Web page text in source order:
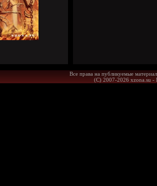
Все права на публикуемые
(С) 2007-2026 xzona.su -